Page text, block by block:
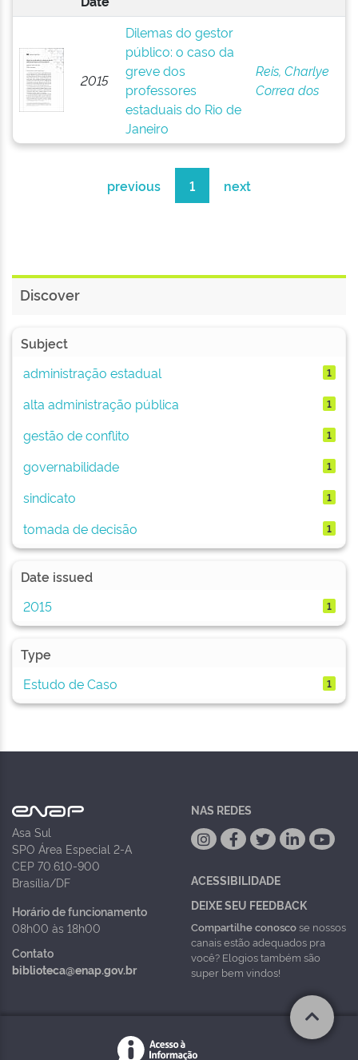
2015
Dilemas do gestor
público: o caso da
greve dos
professores
estaduais do Rio de
Janeiro
Reis, Charlye
Correa dos
previous 1 next
Discover
Subject
administração estadual
1
alta administração pública 1
gestão de conflito 1
governabilidade 1
sindicato 1
tomada de decisão 1
Date issued
2015
1
Type
Estudo de Caso
1
Asa Sul
SPO Área Especial 2-A
CEP 70.610-900
Brasília/DF
Horário de funcionamento
08h00 às 18h00
Contato
biblioteca@enap.gov.br
NAS REDES
ACESSIBILIDADE
DEIXE SEU FEEDBACK
Compartilhe conoscose nossos
canais estão adequados pra
você? Elogios também são
super bem vindos!